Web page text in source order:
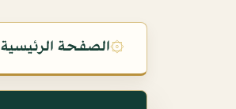
۞الصفحة الرئيسية